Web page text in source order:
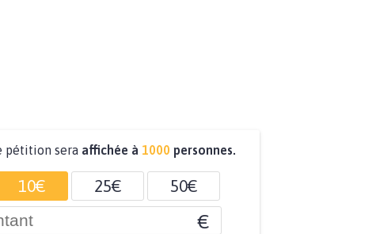
pétition sera affichée à 1000 personnes.
10€ 25€ 50€
€